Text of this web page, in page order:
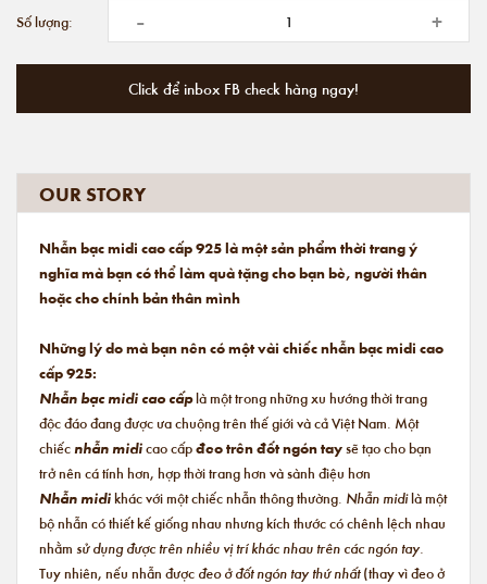
Số lượng: - +
Click để inbox FB check hàng ngay!
OUR STORY
Nhẫn bạc midi cao cấp 925 là một sản phẩm thời trang ý
nghĩa mà bạn có thể làm quà tặng cho bạn bè, người thân
hoặc cho chính bản thân mình
Những lý do mà bạn nên có một vài chiếc nhẫn bạc midi cao
cấp 925:
Nhẫn bạc midi cao cấplà một trong những xu hướng thời trang
độc đáo đang được ưa chuộng trên thế giới và cả Việt Nam. Một
chiếcnhẫn midicao cấpđeo trên đốt ngón taysẽ tạo cho bạn
trở nên cá tính hơn, hợp thời trang hơn và sành điệu hơn
Nhẫn midikhác với một chiếc nhẫn thông thường. Nhẫn midilà một
bộ nhẫn có thiết kế giống nhau nhưng kích thước có chênh lệch nhau
nhằm sử dụng được trên nhiều vị trí khác nhau trên các ngón tay.
Tuy nhiên, nếu nhẫn được đeo ở đốt ngón tay thứ nhất(thay vì đeo ở